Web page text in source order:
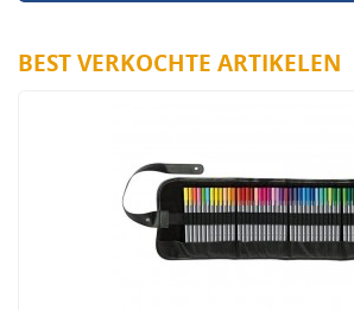
BEST VERKOCHTE ARTIKELEN